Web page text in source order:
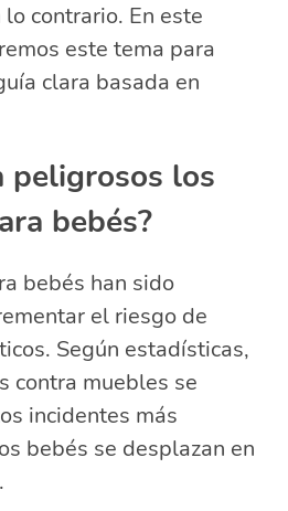
contrario. En este
este tema para
clara basada en
peligrosos los
bebés?
bebés han sido
el riesgo de
Según estadísticas,
contra muebles se
incidentes más
bebés se desplazan en